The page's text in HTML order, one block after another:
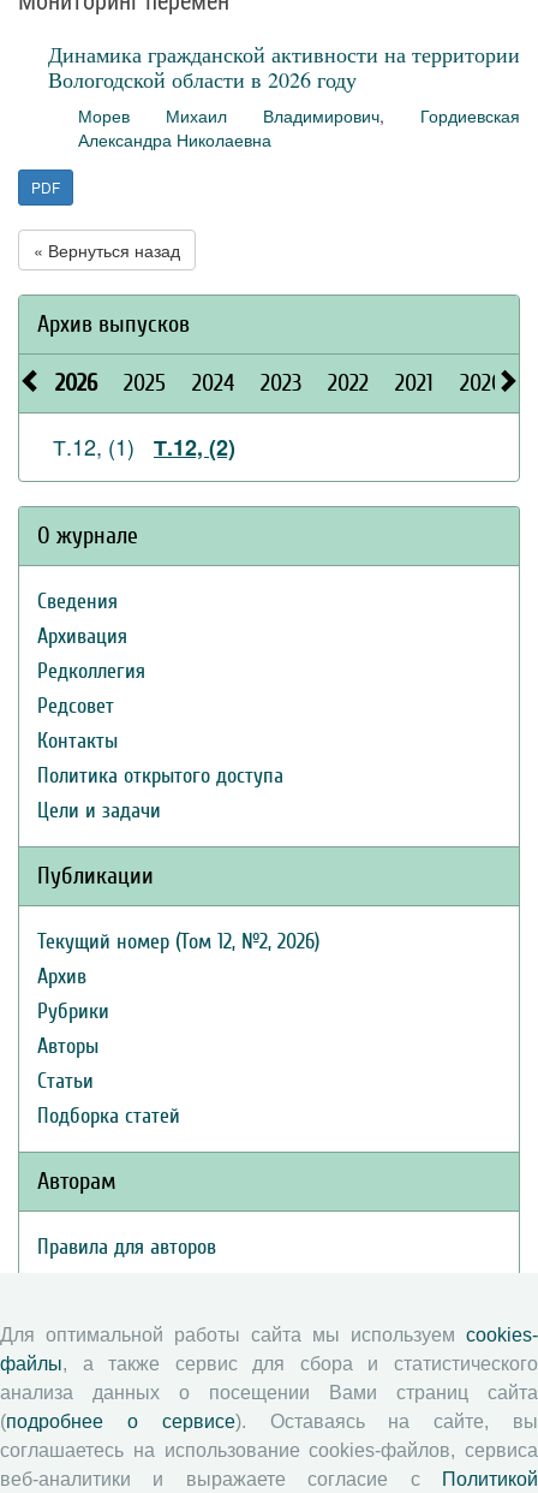
Динамика гражданской активности на территории
Вологодской области в 2026 году
Морев Михаил Владимирович, Гордиевская
Александра Николаевна
PDF
« Вернуться назад
Архив выпусков
2026 2025 2024 2023 2022 2021 2020
Т.12, (1) Т.12, (2)
О журнале
Сведения
Архивация
Редколлегия
Редсовет
Контакты
Политика открытого доступа
Цели и задачи
Публикации
Текущий номер (Том 12, №2, 2026)
Архив
Рубрики
Авторы
Статьи
Подборка статей
Авторам
Правила для авторов
Согласие на обработку персональных данных
Авторские права
Рецензентам
Для оптимальной работы сайта мы используем cookies-
файлы, а также сервис для сбора и статистического
анализа данных о посещении Вами страниц сайта
(подробнее о сервисе). Оставаясь на сайте, вы
соглашаетесь на использование cookies-файлов, сервиса
веб-аналитики и выражаете согласие с
Политикой